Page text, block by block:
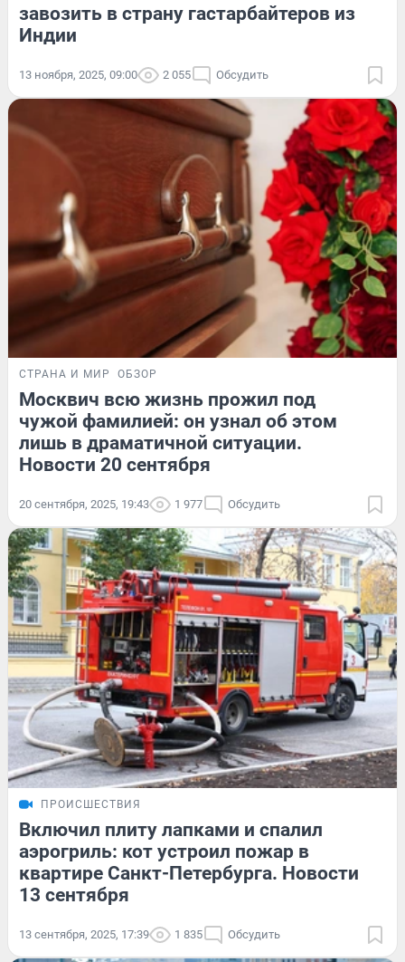
завозить в страну гастарбайтеров из
Индии
13 ноября, 2025, 09:00 2 055 Обсудить
СТРАНА И МИР ОБЗОР
Москвич всю жизнь прожил под
чужой фамилией: он узнал об этом
лишь в драматичной ситуации.
Новости 20 сентября
20 сентября, 2025, 19:43 1 977 Обсудить
ПРОИСШЕСТВИЯ
Включил плиту лапками и спалил
аэрогриль: кот устроил пожар в
квартире Санкт-Петербурга. Новости
13 сентября
13 сентября, 2025, 17:39 1 835 Обсудить